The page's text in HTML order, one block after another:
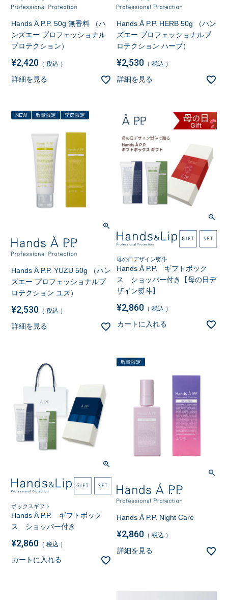
Hands Å P.P. 50g 無香料 （ハ
ンズエー プロフェッショナル
プロテクション）
¥2,420 税込
詳細を見る
Hands Å P.P. HERB 50g （ハン
ズエー プロフェッショナルプ
ロテクション ハーブ）
¥2,530 税込
詳細を見る
NEW 数量限定 季節限定
Hands Å P.P. YUZU 50g （ハン
ズエー プロフェッショナルプ
ロテクション ユズ）
¥2,530 税込
詳細を見る
母の日デザイン熨斗
Hands Å P.P. ギフトボック
ス ショッパー付き【母の日デ
ザイン熨斗】
¥2,860 税込
カートに入れる
ボックスギフト
Hands Å P.P. ギフトボック
ス ショッパー付き
¥2,860 税込
カートに入れる
数量限定
Hands Å P.P. Night Care
¥2,860 税込
詳細を見る